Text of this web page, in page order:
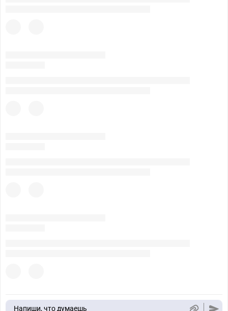
Напиши, что думаешь